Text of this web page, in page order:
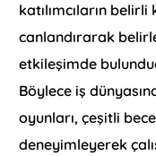
katılımcıların
canlandırarak
etkileşimde
Böylece iş
oyunları, çeşitli
deneyimleyerek